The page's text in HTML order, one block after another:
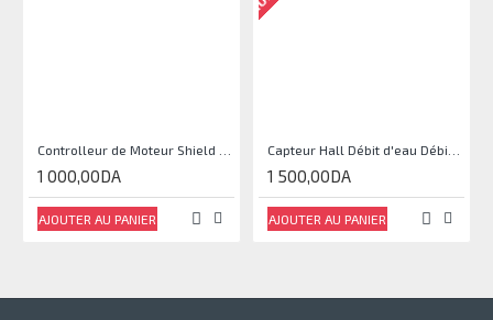
1 000,00DA
AJOUTER AU PANIER
1 500,00DA
AJOUTER AU PANIER